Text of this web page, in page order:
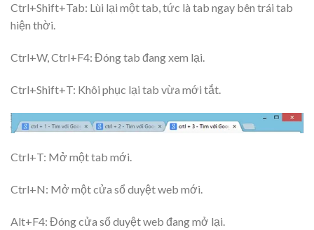
Ctrl+Shift+Tab: Lùi lại một tab, tức là tab ngay bên trái tab
hiện thời.
Ctrl+W, Ctrl+F4: Đóng tab đang xem lại.
Ctrl+Shift+T: Khôi phục lại tab vừa mới tắt.
Ctrl+T: Mở một tab mới.
Ctrl+N: Mở một cửa sổ duyệt web mới.
Alt+F4: Đóng cửa sổ duyệt web đang mở lại.